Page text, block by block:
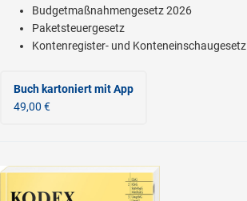
Budgetmaßnahmengesetz 2026
Paketsteuergesetz
Kontenregister- und Konteneinschaugesetz
Buch kartoniertmit App
49,00 €